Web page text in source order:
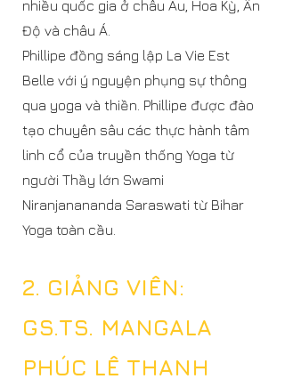
nhiều quốc gia ở châu Âu, Hoa Kỳ, Ấn
Độ và châu Á.
​Phillipe đồng sáng lập La Vie Est
Belle với ý nguyện phụng sự thông
qua yoga và thiền. Phillipe được đào
tạo chuyên sâu các thực hành tâm
linh cổ của truyền thống Yoga từ
người Thầy lớn Swami
Niranjanananda Saraswati từ Bihar
Yoga toàn cầu.
2. GIẢNG VIÊN:
GS.TS. MANGALA
PHÚC LÊ THANH